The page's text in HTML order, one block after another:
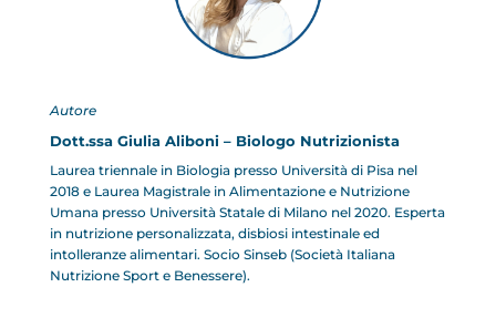
Autore
Dott.ssa Giulia Aliboni – Biologo Nutrizionista
Laurea triennale in Biologia presso Università di Pisa nel
2018 e Laurea Magistrale in Alimentazione e Nutrizione
Umana presso Università Statale di Milano nel 2020. Esperta
in nutrizione personalizzata, disbiosi intestinale ed
intolleranze alimentari. Socio Sinseb (Società Italiana
Nutrizione Sport e Benessere).